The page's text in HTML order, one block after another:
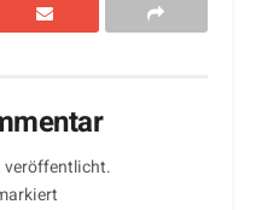
veröffentlicht.